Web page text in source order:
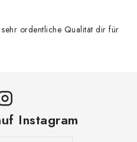
ordentliche Qualität dir für
Instagram